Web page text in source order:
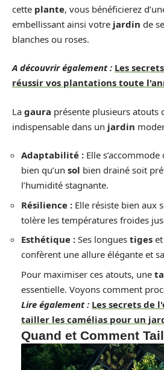
cette plante, vous bénéficierez
embellissant ainsi votre jardin de
blanches ou roses.
A découvrir également : Les
réussir vos plantations toute
La gaura présente plusieurs atouts
indispensable dans un jardin
Adaptabilité : Elle
bien qu’un sol bien drainé soit
l’humidité stagnante.
Résilience : Elle résiste bien aux
tolère les températures froides
Esthétique : Ses longues tiges
confèrent une allure élégante et
Pour maximiser ces atouts, une
essentielle. Voyons comment
Lire également : Les secrets de
tailler les camélias pour un
Quand et Comment